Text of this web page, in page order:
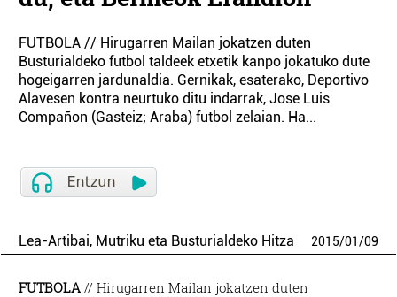
FUTBOLA // Hirugarren Mailan jokatzen duten
Busturialdeko futbol taldeek etxetik kanpo jokatuko dute
hogeigarren jardunaldia. Gernikak, esaterako, Deportivo
Alavesen kontra neurtuko ditu indarrak, Jose Luis
Compañon (Gasteiz; Araba) futbol zelaian. Ha...
Lea-Artibai, Mutriku eta Busturialdeko Hitza 2015/01/09
FUTBOLA// Hirugarren Mailan jokatzen duten